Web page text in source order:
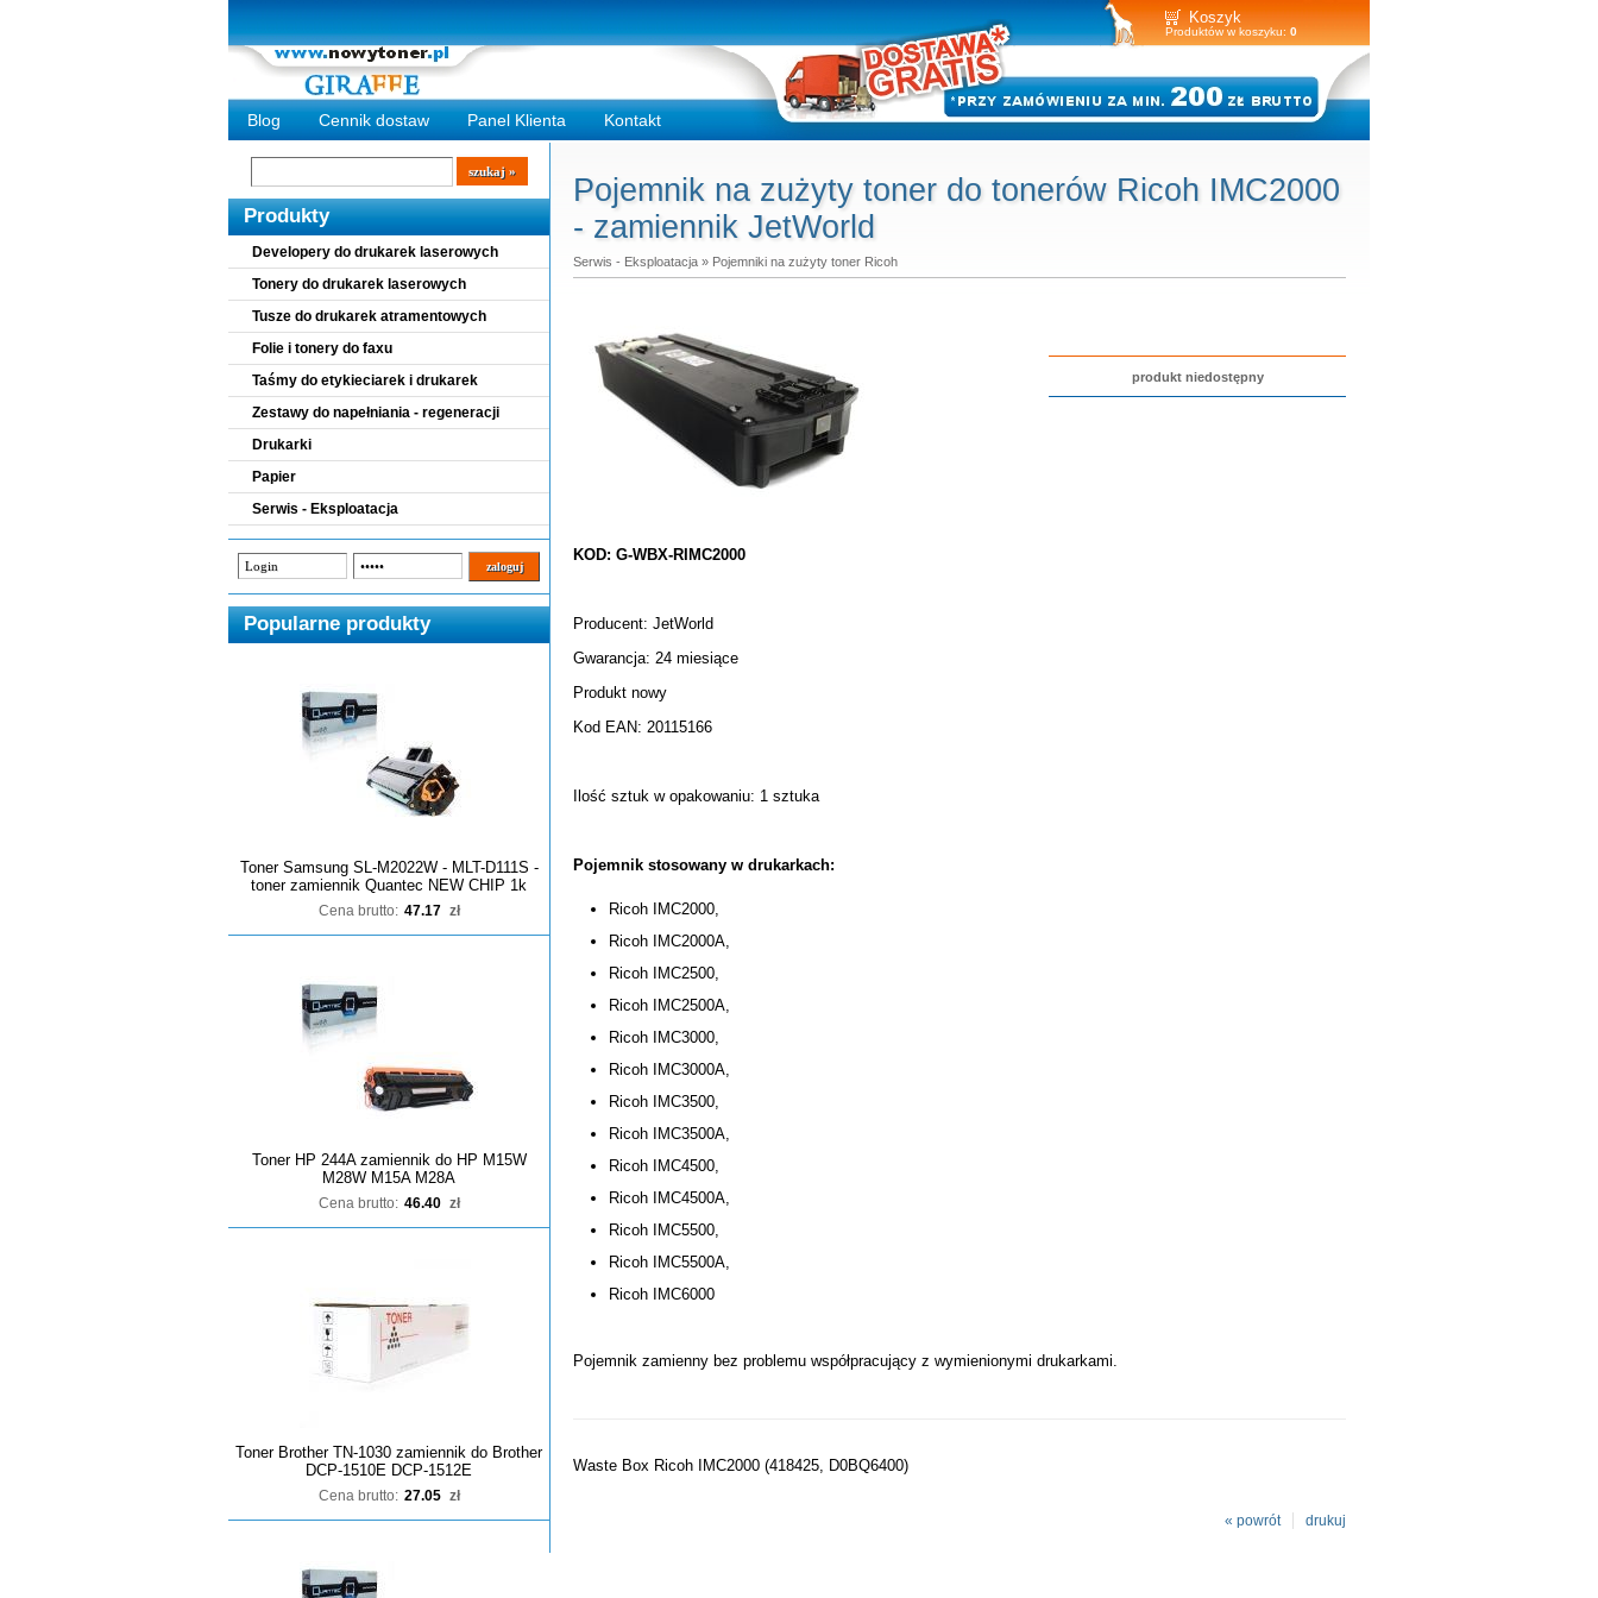
Koszyk
Produktów w koszyku: 0
Blog Cennik dostaw Panel Klienta Kontakt
Wyszukiwarka
szukaj
Produkty
Developery do drukarek laserowych
Tonery do drukarek laserowych
Tusze do drukarek atramentowych
Folie i tonery do faxu
Taśmy do etykieciarek i drukarek
Zestawy do napełniania - regeneracji
Drukarki
Papier
Serwis - Eksploatacja
Popularne produkty
Toner Samsung SL-M2022W - MLT-D111S -
toner zamiennik Quantec NEW CHIP 1k
Cena brutto: 47.17 zł
Toner HP 244A zamiennik do HP M15W
M28W M15A M28A
Cena brutto: 46.40 zł
Toner Brother TN-1030 zamiennik do Brother
DCP-1510E DCP-1512E
Cena brutto: 27.05 zł
Pojemnik na zużyty toner do tonerów Ricoh IMC2000
- zamiennik JetWorld
Serwis - Eksploatacja » Pojemniki na zużyty toner Ricoh
produkt niedostępny
KOD: G-WBX-RIMC2000
Producent: JetWorld
Gwarancja: 24 miesiące
Produkt nowy
Kod EAN: 20115166
Ilość sztuk w opakowaniu: 1 sztuka
Pojemnik stosowany w drukarkach:
Ricoh IMC2000,
Ricoh IMC2000A,
Ricoh IMC2500,
Ricoh IMC2500A,
Ricoh IMC3000,
Ricoh IMC3000A,
Ricoh IMC3500,
Ricoh IMC3500A,
Ricoh IMC4500,
Ricoh IMC4500A,
Ricoh IMC5500,
Ricoh IMC5500A,
Ricoh IMC6000
Pojemnik zamienny bez problemu współpracujący z wymienionymi drukarkami.
Waste Box Ricoh IMC2000 (418425, D0BQ6400)
drukuj
« powrót